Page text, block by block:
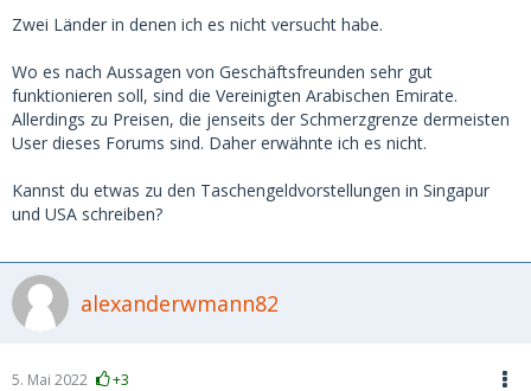
Zwei Länder in denen ich es nicht versucht habe.
Wo es nach Aussagen von Geschäftsfreunden sehr gut
funktionieren soll, sind die Vereinigten Arabischen Emirate.
Allerdings zu Preisen, die jenseits der Schmerzgrenze dermeisten
User dieses Forums sind. Daher erwähnte ich es nicht.
Kannst du etwas zu den Taschengeldvorstellungen in Singapur
und USA schreiben?
alexanderwmann82
5. Mai 2022 +3